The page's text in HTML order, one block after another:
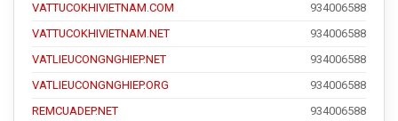
VATTUCOKHIVIETNAM.COM
934006588
VATTUCOKHIVIETNAM.NET
934006588
VATLIEUCONGNGHIEP.NET
934006588
VATLIEUCONGNGHIEP.ORG
934006588
REMCUADEP.NET
934006588